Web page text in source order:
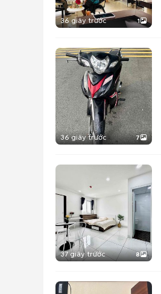
36 giây trước 1
36 giây trước 7
37 giây trước 8